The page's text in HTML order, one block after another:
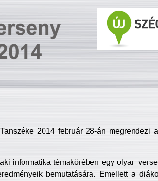
2014 február 28-án megrendezi
informatika témakörében egy olyan
bemutatására. Emellett a